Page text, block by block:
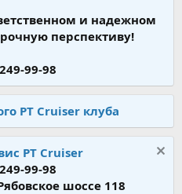
и надежном
перспективу!
99-98
PT Cruiser клуба
PT Cruiser
99-98
шоссе 118